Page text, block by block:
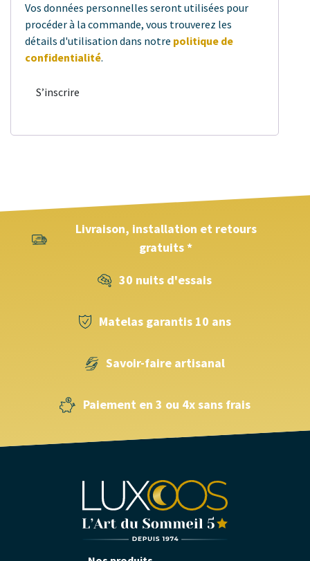
Vos données personnelles seront utilisées pour
procéder à la commande, vous trouverez les
détails d'utilisation dans notre politique de
confidentialité.
S’inscrire
Livraison, installation et retours
gratuits *
30 nuits d'essais
Matelas garantis 10 ans
Savoir-faire artisanal
Paiement en 3 ou 4x sans frais